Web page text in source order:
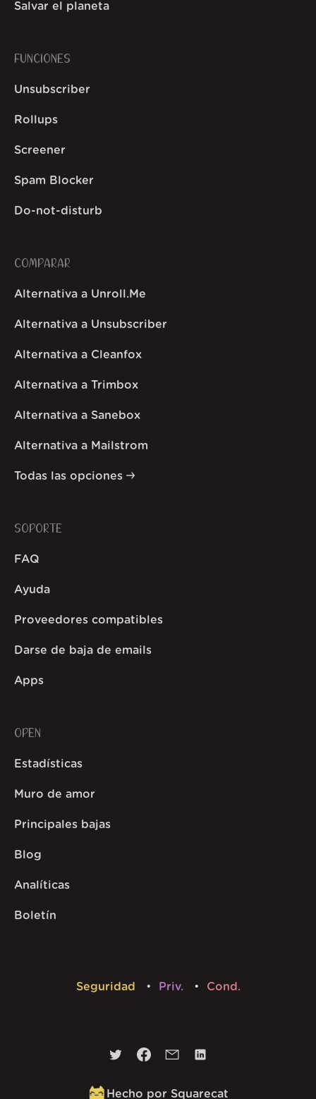
Salvar el planeta
FUNCIONES
Unsubscriber
Rollups
Screener
Spam Blocker
Do-not-disturb
COMPARAR
Alternativa a Unroll.Me
Alternativa a Unsubscriber
Alternativa a Cleanfox
Alternativa a Trimbox
Alternativa a Sanebox
Alternativa a Mailstrom
Todas las opciones
SOPORTE
FAQ
Ayuda
Proveedores compatibles
Darse de baja de emails
Apps
OPEN
Estadísticas
Muro de amor
Principales bajas
Blog
Analíticas
Boletín
Seguridad Priv. Cond.
Hecho por Squarecat